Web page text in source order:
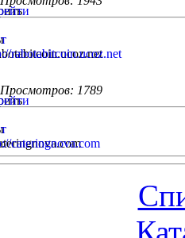
Просмотров: 1789